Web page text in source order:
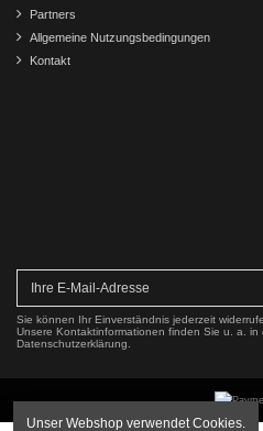
Partners
Allgemeine Nutzungsbedingungen
Kontakt
Sie können Ihr Einverständnis jederzeit
Unsere Kontaktinformationen finden Sie u. a. in
Datenschutzerklärung.
Unser Webshop verwendet Cookies.